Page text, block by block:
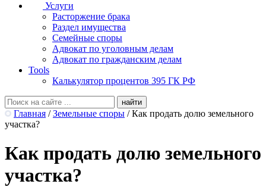
Услуги
Расторжение брака
Раздел имущества
Семейные споры
Адвокат по уголовным делам
Адвокат по гражданским делам
Tools
Калькулятор процентов 395 ГК РФ
Главная / Земельные споры / Как продать долю земельного
участка?
Как продать долю земельного
участка?